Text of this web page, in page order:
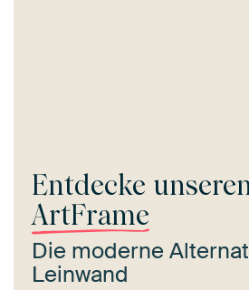
Entdecke
ArtFrame
Die moderne
Leinwand